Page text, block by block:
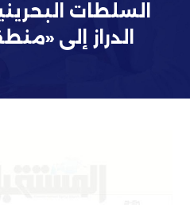
السلطات
الدراز إلى